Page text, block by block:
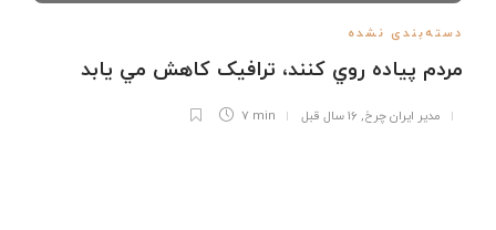
دسته‌بندی نشده
مردم پياده روي کنند، ترافيک کاهش مي يابد
مدیر ایران چرخ, 16 سال قبل 7 min